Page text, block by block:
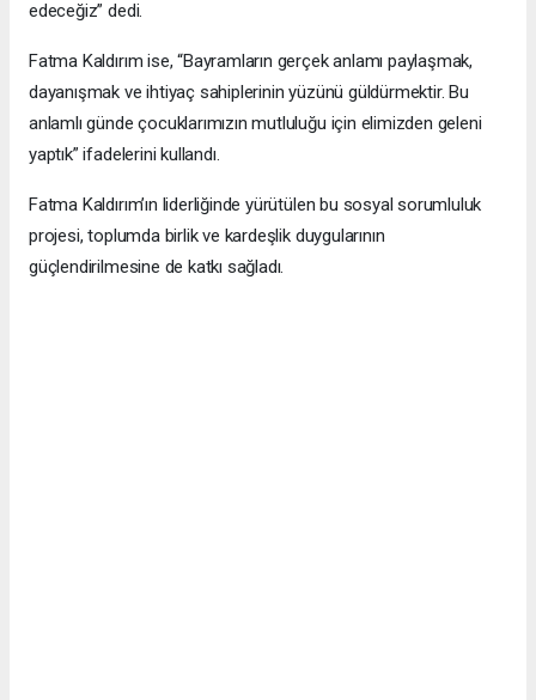
edeceğiz” dedi.
Fatma Kaldırım ise, “Bayramların gerçek anlamı paylaşmak,
dayanışmak ve ihtiyaç sahiplerinin yüzünü güldürmektir. Bu
anlamlı günde çocuklarımızın mutluluğu için elimizden geleni
yaptık” ifadelerini kullandı.
Fatma Kaldırım’ın liderliğinde yürütülen bu sosyal sorumluluk
projesi, toplumda birlik ve kardeşlik duygularının
güçlendirilmesine de katkı sağladı.